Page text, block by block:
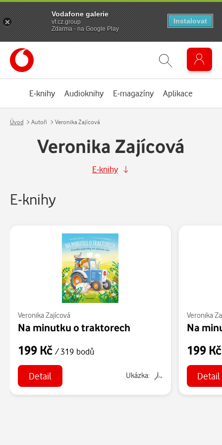
E-knihy Audioknihy E-magazíny Aplikace
Úvod Autoři Veronika Zajícová
Veronika Zajícová
E-knihy
E-knihy
Veronika Zajícová
Na minutku o traktorech
199 Kč / 319 bodů
Detail Ukázka:
Veronika
Na
199
Detail
Vodafone galerie
vf.cz.group
Zdarma - na Google Play
Instalovat